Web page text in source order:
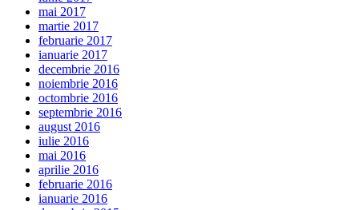
mai 2017
martie 2017
februarie 2017
ianuarie 2017
decembrie 2016
noiembrie 2016
octombrie 2016
septembrie 2016
august 2016
iulie 2016
mai 2016
aprilie 2016
februarie 2016
ianuarie 2016